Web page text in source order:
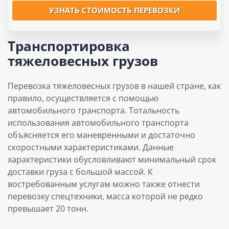
УЗНАТЬ СТОИМОСТЬ ПЕРЕВОЗКИ
Транспортировка
тяжеловесных грузов
Перевозка тяжеловесных грузов в нашей стране, как
правило, осуществляется с помощью
автомобильного транспорта. Тотальность
использования автомобильного транспорта
объясняется его маневренными и достаточно
скоростными характеристиками. Данные
характеристики обусловливают минимальный срок
доставки груза с большой массой. К
востребованным услугам можно также отнести
перевозку спецтехники, масса которой не редко
превышает 20 тонн.